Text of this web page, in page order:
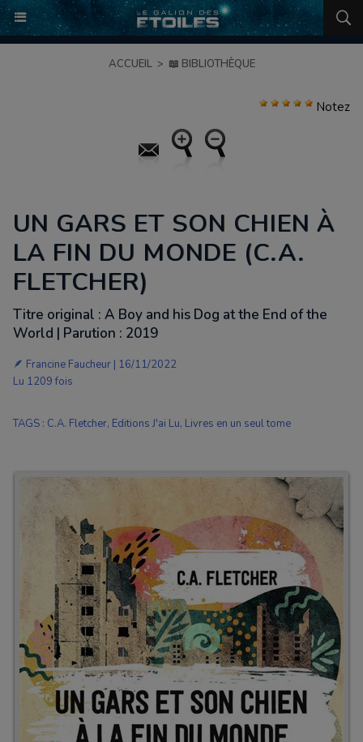
ACCUEIL > 📖 BIBLIOTHÈQUE
Notez
UN GARS ET SON CHIEN À
LA FIN DU MONDE (C.A.
FLETCHER)
Titre original : A Boy and his Dog at the End of the
World | Parution : 2019
🪶 Francine Faucheur | 16/11/2022
Lu 1209 fois
TAGS : C.A. Fletcher, Editions J'ai Lu, Livres en un seul tome